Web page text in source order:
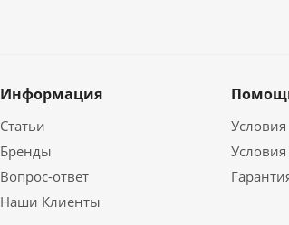
Информация
Статьи
Бренды
Вопрос-ответ
Наши Клиенты
Условия